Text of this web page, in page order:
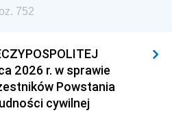
752
2026 r. w sprawie
Powstania
cywilnej